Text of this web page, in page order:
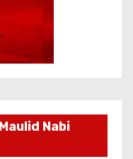
Nabi